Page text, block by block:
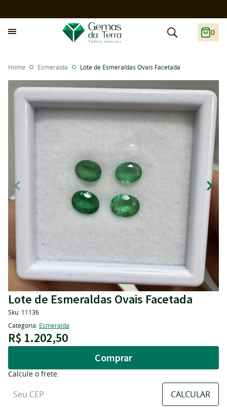
0
Home Esmeralda Lote de Esmeraldas Ovais Facetada
Lote de Esmeraldas Ovais Facetada
Sku: 11136
Categoria: Esmeralda
R$ 1.202,50
Comprar
Calcule o frete: